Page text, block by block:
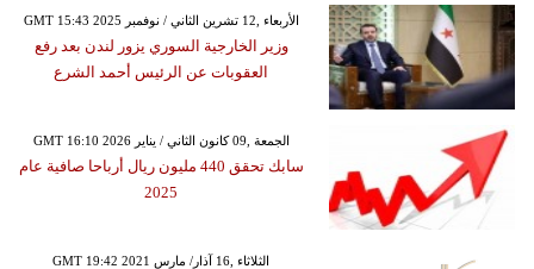
GMT 15:43 2025 الأربعاء ,12 تشرين الثاني / نوفمبر
وزير الخارجية السوري يزور لندن بعد رفع
العقوبات عن الرئيس أحمد الشرع
GMT 16:10 2026 الجمعة ,09 كانون الثاني / يناير
سابك تحقق 440 مليون ريال أرباحا صافية عام
2025
GMT 19:42 2021 الثلاثاء ,16 آذار/ مارس